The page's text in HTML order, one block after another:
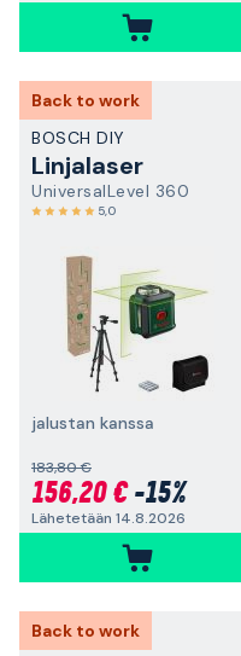
Back to work
BOSCH DIY
Linjalaser
UniversalLevel 360
5,0
jalustan kanssa
183,80 €
156,20 €-15%
Lähetetään 14.8.2026
Back to work